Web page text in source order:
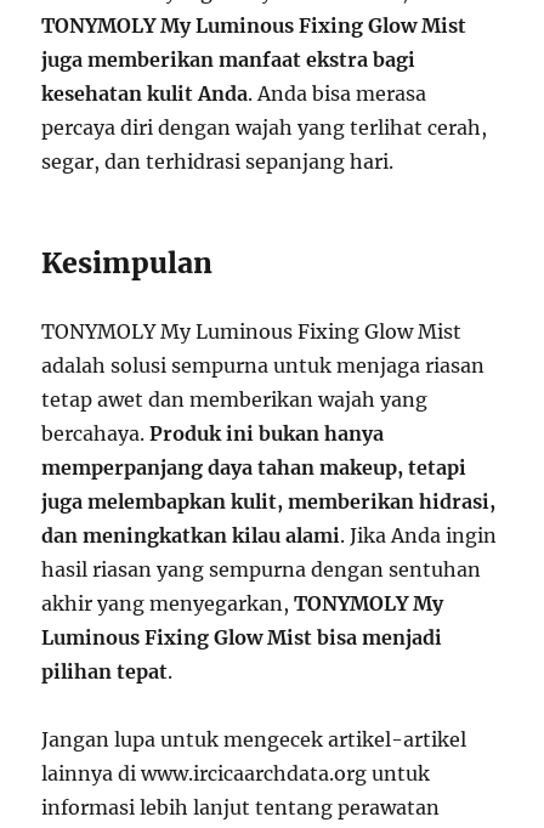
TONYMOLY My Luminous Fixing Glow Mist
juga memberikan manfaat ekstra bagi
kesehatan kulit Anda. Anda bisa merasa
percaya diri dengan wajah yang terlihat cerah,
segar, dan terhidrasi sepanjang hari.
Kesimpulan
TONYMOLY My Luminous Fixing Glow Mist
adalah solusi sempurna untuk menjaga riasan
tetap awet dan memberikan wajah yang
bercahaya.Produk ini bukan hanya
memperpanjang daya tahan makeup, tetapi
juga melembapkan kulit, memberikan hidrasi,
dan meningkatkan kilau alami. Jika Anda ingin
hasil riasan yang sempurna dengan sentuhan
akhir yang menyegarkan,TONYMOLY My
Luminous Fixing Glow Mist bisa menjadi
pilihan tepat.
Jangan lupa untuk mengecek artikel-artikel
lainnya di www.ircicaarchdata.org untuk
informasi lebih lanjut tentang perawatan